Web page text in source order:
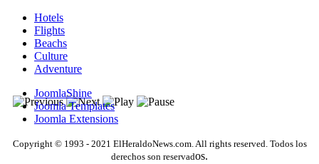
Hotels
Flights
Beachs
Culture
Adventure
JoomlaShine
Joomla Templates
Joomla Extensions
Copyright © 1993 - 2021 ElHeraldoNews.com. All rights reserved. Todos los
derechos son reservados.